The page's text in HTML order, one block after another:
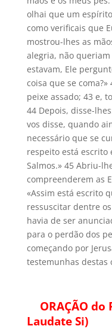
olhai que um
como verificais que
mostrou-lhes as
alegria, não
estavam, Ele
coisa que se
peixe assado; 43 e,
44 Depois, disse-
vos disse, quando
necessário que se
respeito está escrito
Salmos.» 45 Abriu-
compreenderem as
«Assim está escrito
ressuscitar dentre
havia de ser
para o perdão dos
começando por
testemunhas destas
ORAÇÃO do
Laudate Si)